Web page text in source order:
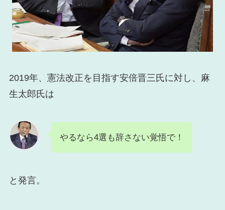
2019年、憲法改正を目指す安倍晋三氏に対し、麻
生太郎氏は
やるなら4選も辞さない覚悟で！
と発言。